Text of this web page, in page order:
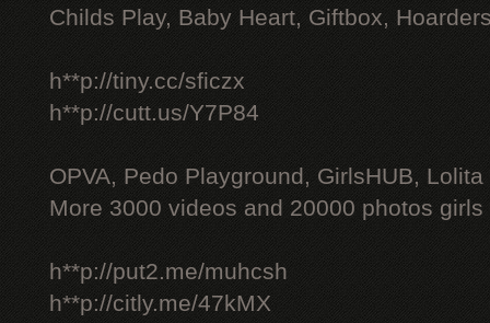
Childs Play, Baby Heart, Giftbox,
h**p://tiny.cc/sficzx
h**p://cutt.us/Y7P84
OPVA, Pedo Playground, GirlsHUB, Lolita
More 3000 videos and 20000 photos
h**p://put2.me/muhcsh
h**p://citly.me/47kMX